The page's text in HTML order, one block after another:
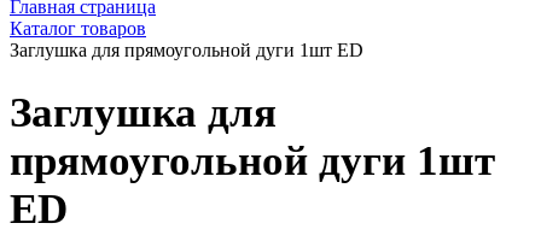
Главная страница
Каталог товаров
Заглушка для прямоугольной дуги 1шт ED
Заглушка для
прямоугольной дуги 1шт
ED